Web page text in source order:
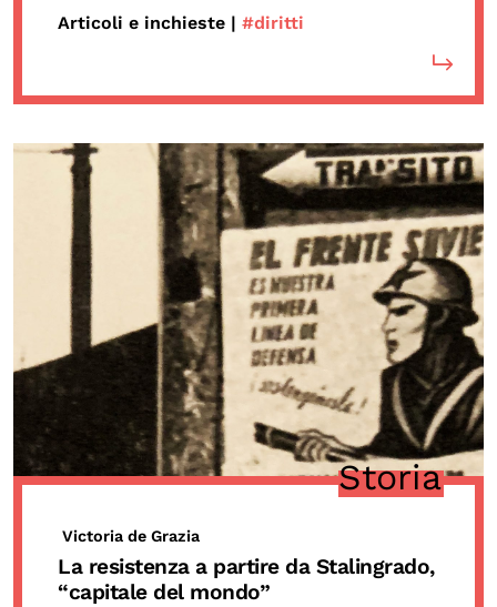
Articoli e inchieste | #diritti
Storia
Victoria de Grazia
La resistenza a partire da Stalingrado,
“capitale del mondo”